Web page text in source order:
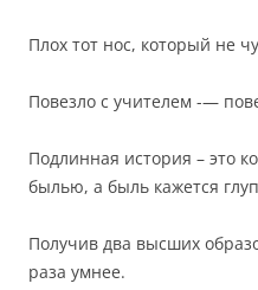
Плох тот нос, который не
Повезло с учителем -—
Подлинная история – это
былью, а быль кажется
Получив два высших
раза умнее.